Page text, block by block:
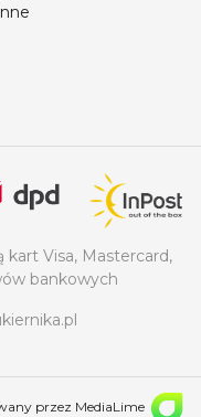
Visa, Mastercard,
bankowych
przez MediaLime